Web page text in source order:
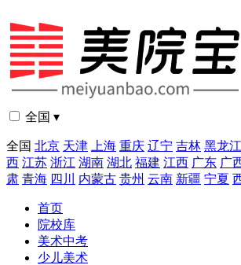
全国 ▾
全国 北京 天津 上海 重庆 辽宁 吉林 黑龙江
西 江苏 浙江 湖南 湖北 福建 江西 广东 广
肃 青海 四川 内蒙古 贵州 云南 新疆 宁夏
首页
院校库
美术中考
少儿美术